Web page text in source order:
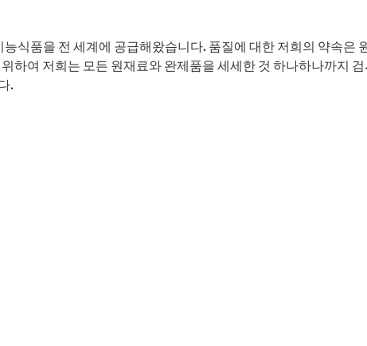
식품을 전 세계에 공급해왔습니다. 품질에 대한 저희의 약속은
하여 저희는 모든 원재료와 완제품을 세세한 것 하나하나까지
.